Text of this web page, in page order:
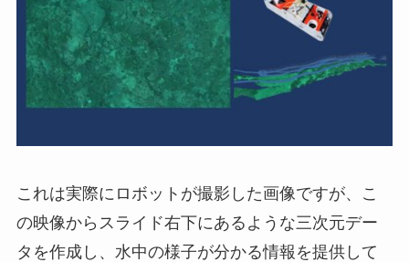
これは実際にロボットが撮影した画像ですが、こ
の映像からスライド右下にあるような三次元デー
タを作成し、水中の様子が分かる情報を提供して